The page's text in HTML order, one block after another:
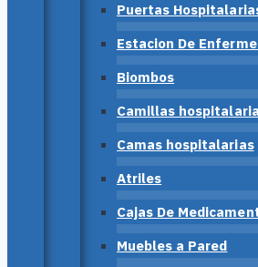
Puertas
Estacion De
Biombos
Camillas
Camas hospitalarias
Atriles
Cajas De
Muebles a Pared